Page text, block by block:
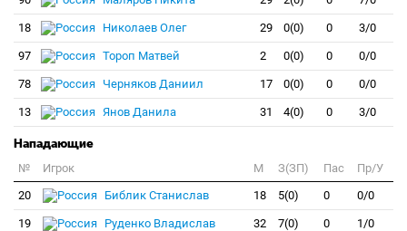
18 Николаев Олег 29 0(0) 0 3/0
97 Тороп Матвей 2 0(0) 0 0/0
78 Черняков Даниил 17 0(0) 0 0/0
13 Янов Данила 31 4(0) 0 3/0
Нападающие
№ Игрок M З(ЗП) Пас
Пр/У
20
Библик Станислав 18 5(0) 0 0/0
19 Руденко Владислав 32 7(0) 0 1/0